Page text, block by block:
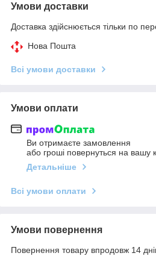
Умови доставки
Доставка здійснюється тільки по
Нова Пошта
Всі умови доставки
Умови оплати
Ви отримаєте замовлення
або гроші повернуться на вашу
Детальніше
Всі умови оплати
Умови повернення
Повернення товару впродовж 14